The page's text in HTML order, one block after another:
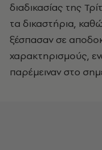
διαδικασίας της
τα δικαστήρια,
ξέσπασαν σε
χαρακτηρισμούς,
παρέμειναν στο